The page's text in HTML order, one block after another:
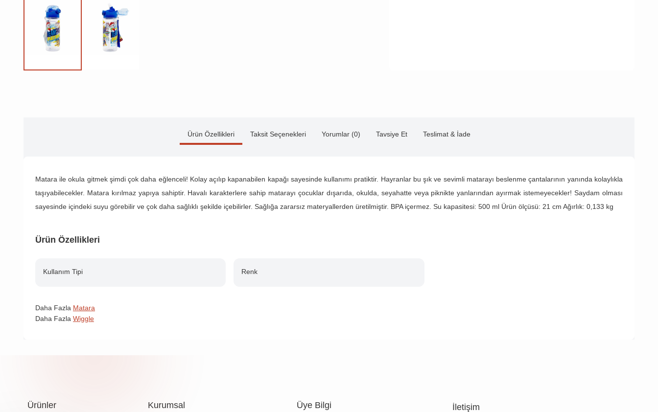
Ürün Özellikleri Taksit Seçenekleri Yorumlar (0) Tavsiye Et Teslimat & İade
Matara ile okula gitmek şimdi çok daha eğlenceli! Kolay açılıp kapanabilen kapağı sayesinde kullanımı pratiktir. Hayranlar bu şık ve sevimli matarayı beslenme çantalarının yanında kolaylıkla
taşıyabilecekler. Matara kırılmaz yapıya sahiptir. Havalı karakterlere sahip matarayı çocuklar dışarıda, okulda, seyahatte veya piknikte yanlarından ayırmak istemeyecekler! Saydam olması
sayesinde içindeki suyu görebilir ve çok daha sağlıklı şekilde içebilirler. Sağlığa zararsız materyallerden üretilmiştir. BPA içermez. Su kapasitesi: 500 ml Ürün ölçüsü: 21 cm Ağırlık: 0,133 kg
Ürün Özellikleri
Kullanım Tipi Renk
Daha Fazla Matara
Daha Fazla Wiggle
Ürünler Kurumsal Üye Bilgi İletişim